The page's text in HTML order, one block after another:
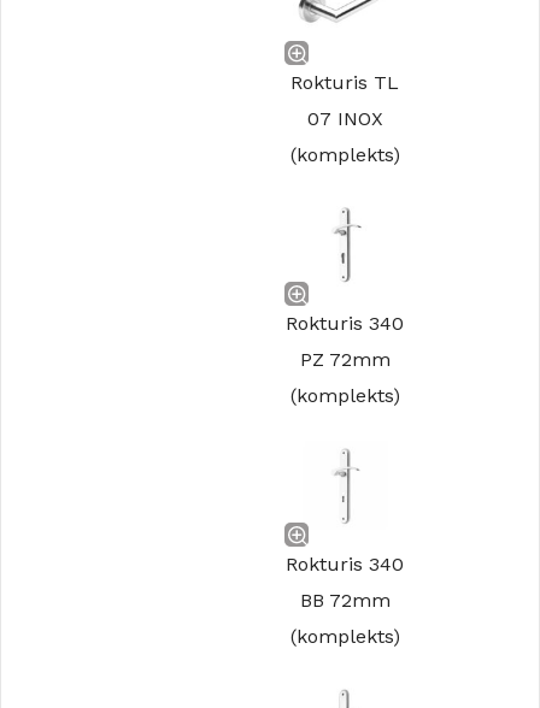
Rokturis TL
07 INOX
(komplekts)
Rokturis 340
PZ 72mm
(komplekts)
Rokturis 340
BB 72mm
(komplekts)